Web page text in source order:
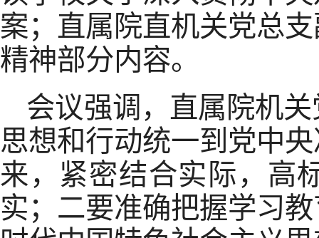
案；直属院直机关党总
精神部分内容。
会议强调，直属院机
思想和行动统一到党中
来，紧密结合实际，高
实；二要准确把握学习